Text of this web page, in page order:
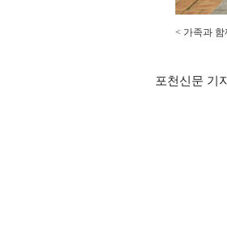
< 가족과
포천신문 기